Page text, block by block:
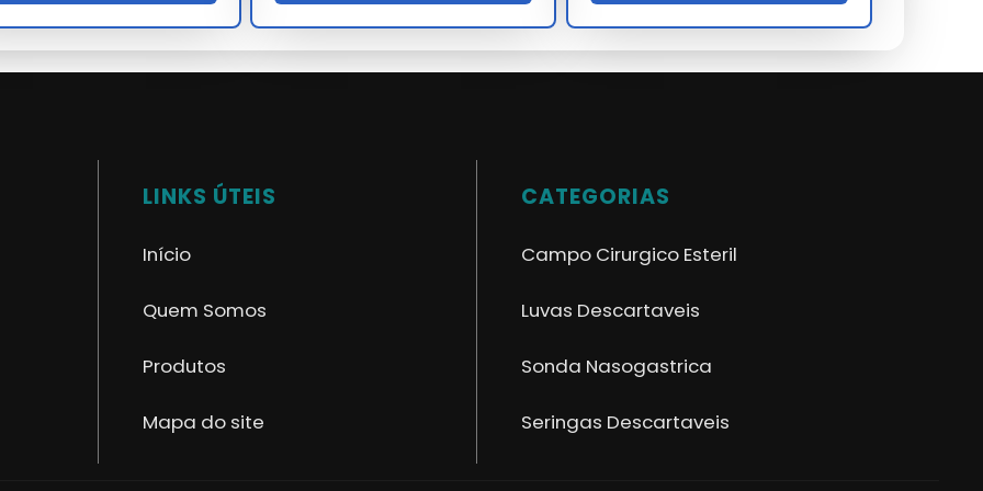
descartável branco?
basta encaminhar sua necessidade via formulário no
branco?
branco contam com garantia de fábrica e suporte técnico
um dos seus maiores diferenciais, garantindo que o seu
prolonga a vida útil e evita paradas desnecessárias
LINKS ÚTEIS
Início
Quem Somos
Produtos
Mapa do site
CATEGORIAS
Campo Cirurgico Esteril
Luvas Descartaveis
Sonda Nasogastrica
Seringas Descartaveis